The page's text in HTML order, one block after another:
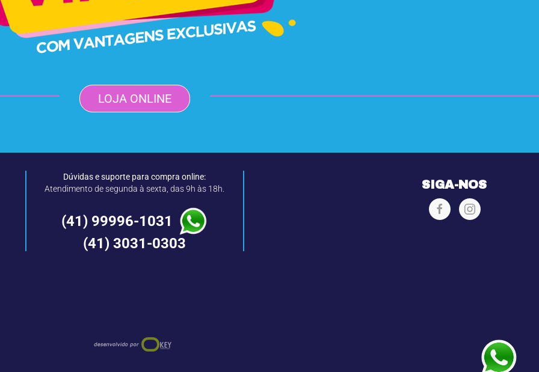
LOJA ONLINE
Dúvidas e suporte para compra online:
Atendimento de segunda à sexta, das 9h às 18h.
(41) 99996-1031
(41) 3031-0303
SIGA-NOS